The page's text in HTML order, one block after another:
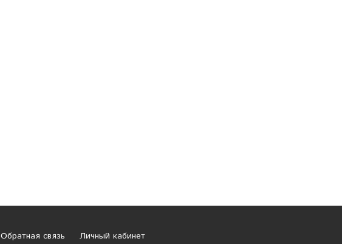
Обратная связь Личный кабинет